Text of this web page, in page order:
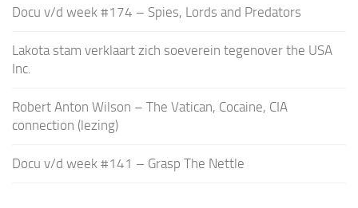
Docu v/d week #174 – Spies, Lords and Predators
Lakota stam verklaart zich soeverein tegenover the USA
Inc.
Robert Anton Wilson – The Vatican, Cocaine, CIA
connection (lezing)
Docu v/d week #141 – Grasp The Nettle